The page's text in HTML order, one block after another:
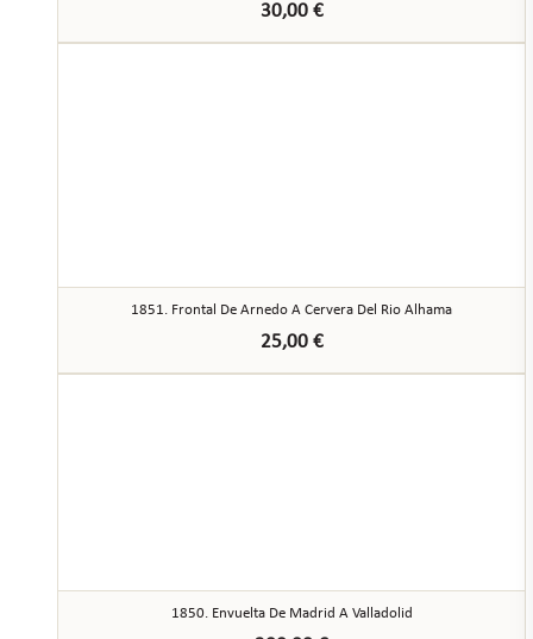
30,00 €
1851. Frontal De Arnedo A Cervera Del Rio Alhama
25,00 €
1850. Envuelta De Madrid A Valladolid